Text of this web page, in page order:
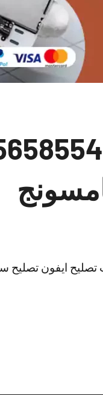
تلفونات مبارك الكبير
تصليح ايفون تصليح